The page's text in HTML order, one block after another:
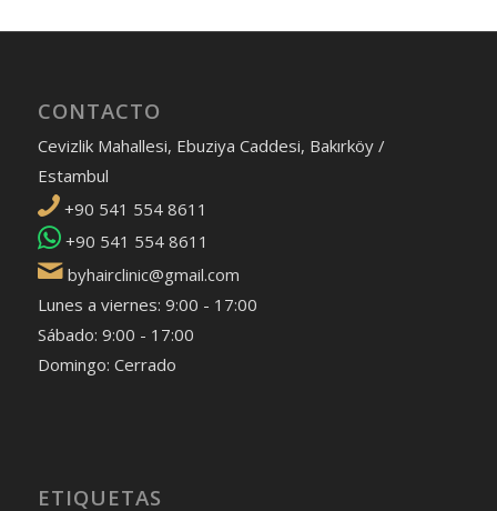
CONTACTO
Cevizlik Mahallesi, Ebuziya Caddesi, Bakırköy /
Estambul
+90 541 554 8611
+90 541 554 8611
byhairclinic@gmail.com
Lunes a viernes: 9:00 - 17:00
Sábado: 9:00 - 17:00
Domingo: Cerrado
ETIQUETAS